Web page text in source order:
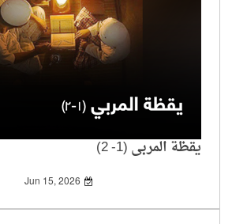
يقظة المربي (1- 2)
Jun 15, 2026